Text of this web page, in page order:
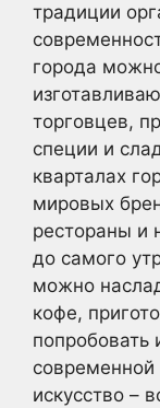
традиции
города
торговцев,
специи и
кварталах
мировых
рестораны и
до самого
можно
кофе,
искусство –